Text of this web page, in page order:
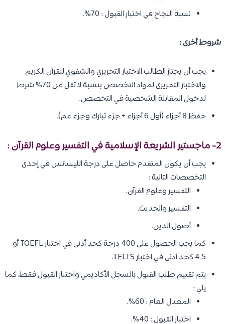
نسبة النجاح في اختبار القبول : 70%.
شروط أخرى :
يجب أن يجتاز الطالب الاختبار التحريري والشفوي للقرآن الكريم
والاختبار التحريري لمواد التخصص بنسبة لا تقل عن 70% شرط
لدخول المقابلة الشخصية في التخصص.
حفظ 8 أجزاء (أول 6 أجزاء + جزء تبارك وجزء عم).
2- ماجستير الشريعة الإسلامية في التفسير وعلوم القرآن :
يجب أن يكون المتقدم حاصل على درجة الليسانس في إحدى
التخصصات التالية :
التفسير وعلوم القرآن.
التفسير والحديث.
أصول الدين.
كما يجب الحصول على 400 درجة كحد أدنى في اختبار TOEFL أو
4.5 كحد أدنى في اختبار IELTS.
يتم تقييم طلب القبول بالسجل الأكاديمي واختبار القبول فقط، كما
يلي :
المعدل العام : 60%.
اختبار القبول : 40%.